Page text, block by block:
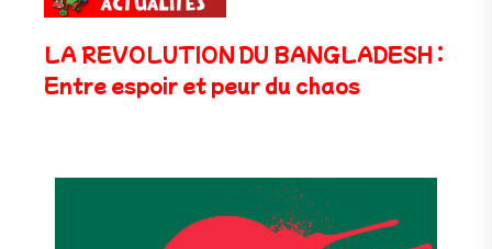
LA REVOLUTION DU BANGLADESH :
Entre espoir et peur du chaos